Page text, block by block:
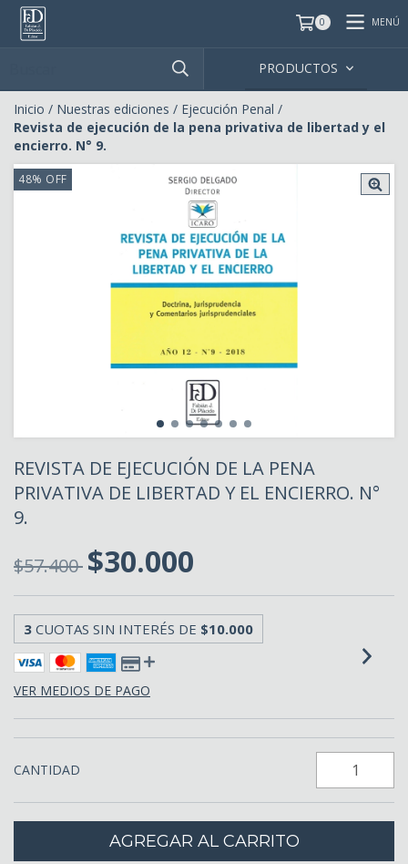
0 MENÚ
PRODUCTOS
Inicio / Nuestras ediciones / Ejecución Penal /
Revista de ejecución de la pena privativa de libertad y el
encierro. N° 9.
48% OFF
REVISTA DE EJECUCIÓN DE LA PENA
PRIVATIVA DE LIBERTAD Y EL ENCIERRO. N°
9.
$57.400 $30.000
3 CUOTAS SIN INTERÉS DE $10.000
VER MEDIOS DE PAGO
CANTIDAD